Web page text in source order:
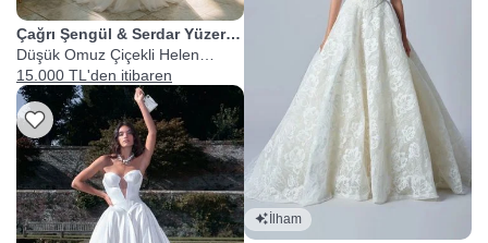
Çağrı Şengül & Serdar Yüzer
Couture
Düşük Omuz Çiçekli Helen
Gelinlik
15.000 TL'den itibaren
İlham